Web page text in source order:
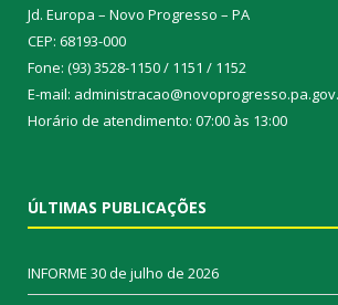
Jd. Europa – Novo Progresso – PA
CEP: 68193-000
Fone: (93) 3528-1150 / 1151 / 1152
E-mail:
Horário de atendimento: 07:00 às 13:00
ÚLTIMAS PUBLICAÇÕES
INFORME 30 de julho de 2026